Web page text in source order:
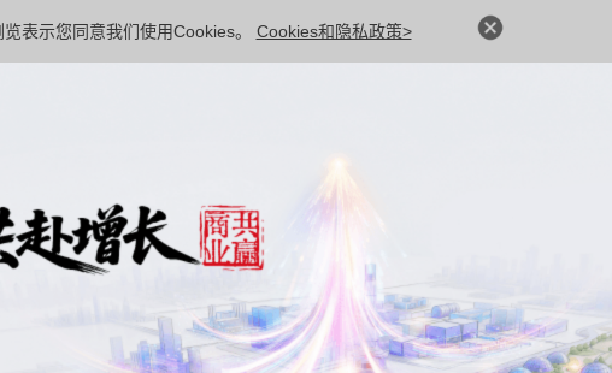
表示您同意我们使用Cookies。 Cookies和隐私政策>